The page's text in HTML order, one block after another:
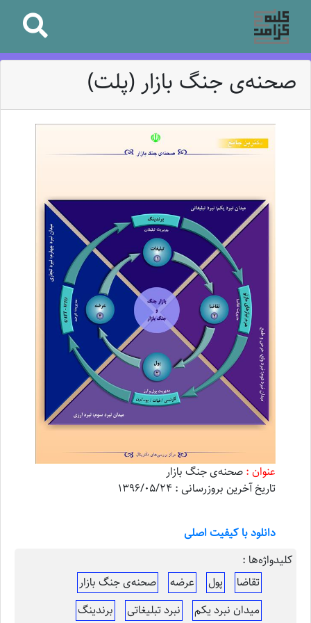
صحنه‌ی جنگ بازار (پلت)
عنوان : صحنه‌ی جنگ بازار
تاریخ آخرین بروزرسانی : 1396/05/24
دانلود با کیفیت اصلی
کلیدواژه‌ها :
تقاضا
پول عرضه
صحنه‌ی جنگ بازار
میدان نبرد یکم
نبرد تبلیغاتی برندینگ